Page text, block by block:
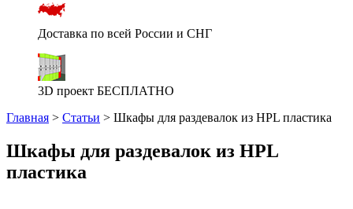
Доставка по всей России и СНГ
3D проект БЕСПЛАТНО
Главная > Статьи > Шкафы для раздевалок из HPL пластика
Шкафы для раздевалок из HPL
пластика